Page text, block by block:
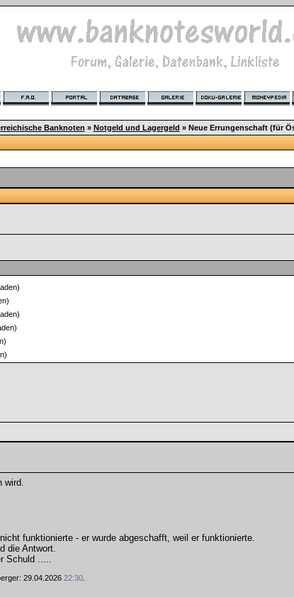
Banknoten » Notgeld und Lagergeld » Neue Errungenschaft (für
wird.
funktionierte - er wurde abgeschafft, weil er funktionierte.
die Antwort.
Schuld .....
29.04.2026 22:30.